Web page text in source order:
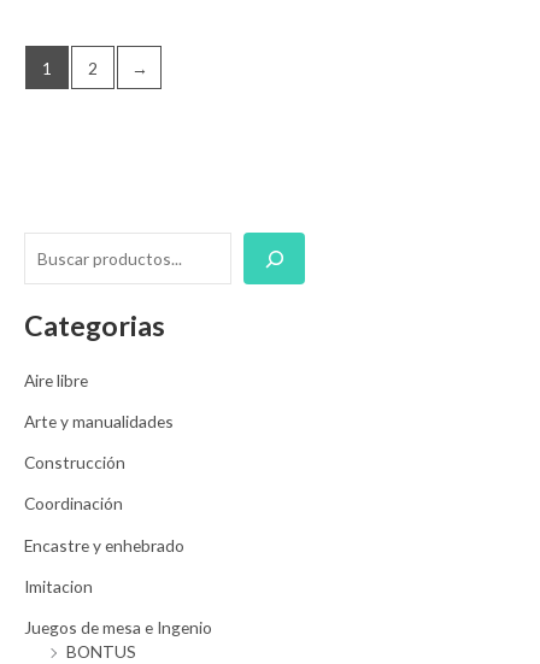
Categorias
Aire libre
Arte y manualidades
Construcción
Coordinación
Encastre y enhebrado
Imitacion
Juegos de mesa e Ingenio
BONTUS
1 2 →